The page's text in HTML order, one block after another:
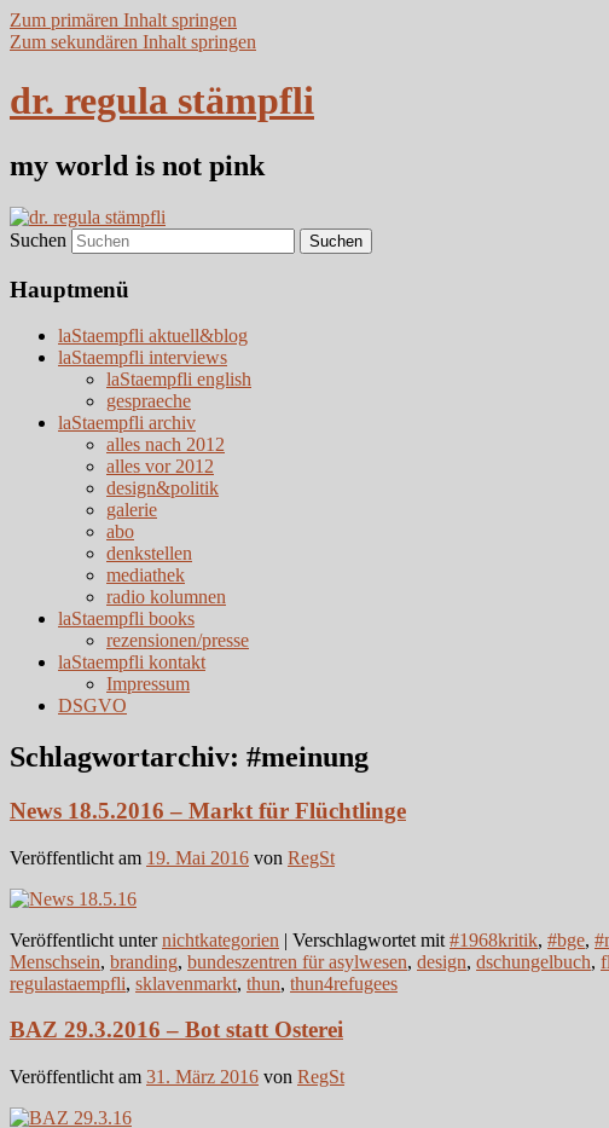
Zum primären Inhalt springen
Zum sekundären Inhalt springen
dr. regula stämpfli
my world is not pink
Suchen
Hauptmenü
laStaempfli aktuell&blog
laStaempfli interviews
laStaempfli english
gespraeche
laStaempfli archiv
alles nach 2012
alles vor 2012
design&politik
galerie
abo
denkstellen
mediathek
radio kolumnen
laStaempfli books
rezensionen/presse
laStaempfli kontakt
Impressum
DSGVO
Schlagwortarchiv: #meinung
News 18.5.2016 – Markt für Flüchtlinge
Veröffentlicht am 19. Mai 2016 von RegSt
Veröffentlicht unter nichtkategorien | Verschlagwortet mit #1968kritik, #bge,
Menschsein, branding, bundeszentren für asylwesen, design, dschungelbuch,
regulastaempfli, sklavenmarkt, thun, thun4refugees
BAZ 29.3.2016 – Bot statt Osterei
Veröffentlicht am 31. März 2016 von RegSt